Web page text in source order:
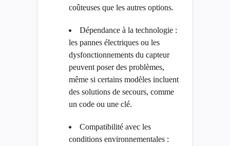
coûteuses que les autres options.
Dépendance à la technologie :
les pannes électriques ou les
dysfonctionnements du capteur
peuvent poser des problèmes,
même si certains modèles incluent
des solutions de secours, comme
un code ou une clé.
Compatibilité avec les
conditions environnementales :